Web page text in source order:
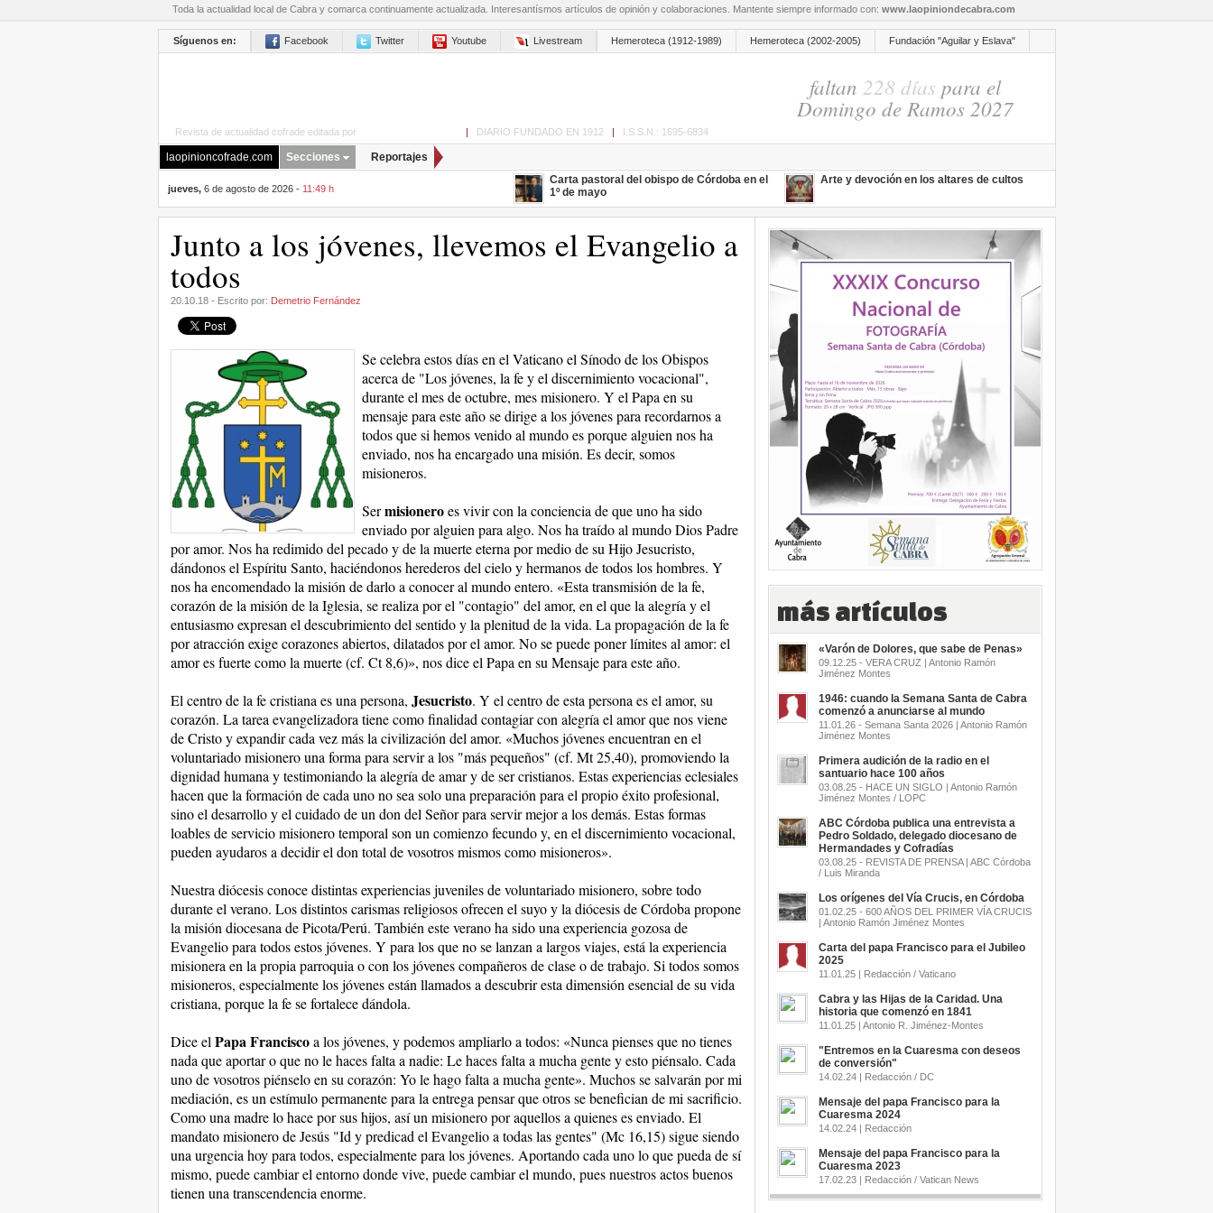
Toda la actualidad local de Cabra y comarca continuamente actualizada. Interesantísmos artículos de opinión y colaboraciones. Mantente siempre informado con: www.laopiniondecabra.com
Síguenos en: Facebook Twitter Youtube Livestream Hemeroteca (1912-1989) Hemeroteca (2002-2005) Fundación "Aguilar y Eslava"
faltan 228 días para el
Domingo de Ramos 2027
Revista de actualidad cofrade editada por | DIARIO FUNDADO EN 1912 | I.S.S.N.: 1695-6834
laopinioncofrade.com Secciones Reportajes
jueves,6 de agosto de 2026 - 11:49 h
Carta pastoral del obispo de Córdoba en el
1º de mayo
Arte y devoción en los altares de cultos
Junto a los jóvenes, llevemos el Evangelio a
todos
20.10.18 - Escrito por: Demetrio Fernández
Se celebra estos días en el Vaticano el Sínodo de los Obispos
acerca de "Los jóvenes, la fe y el discernimiento vocacional",
durante el mes de octubre, mes misionero. Y el Papa en su
mensaje para este año se dirige a los jóvenes para recordarnos a
todos que si hemos venido al mundo es porque alguien nos ha
enviado, nos ha encargado una misión. Es decir, somos
misioneros.
Sermisioneroes vivir con la conciencia de que uno ha sido
enviado por alguien para algo. Nos ha traído al mundo Dios Padre
por amor. Nos ha redimido del pecado y de la muerte eterna por medio de su Hijo Jesucristo,
dándonos el Espíritu Santo, haciéndonos herederos del cielo y hermanos de todos los hombres. Y
nos ha encomendado la misión de darlo a conocer al mundo entero. «Esta transmisión de la fe,
corazón de la misión de la Iglesia, se realiza por el "contagio" del amor, en el que la alegría y el
entusiasmo expresan el descubrimiento del sentido y la plenitud de la vida. La propagación de la fe
por atracción exige corazones abiertos, dilatados por el amor. No se puede poner límites al amor: el
amor es fuerte como la muerte (cf. Ct 8,6)», nos dice el Papa en su Mensaje para este año.
El centro de la fe cristiana es una persona, Jesucristo. Y el centro de esta persona es el amor, su
corazón. La tarea evangelizadora tiene como finalidad contagiar con alegría el amor que nos viene
de Cristo y expandir cada vez más la civilización del amor. «Muchos jóvenes encuentran en el
voluntariado misionero una forma para servir a los "más pequeños" (cf. Mt 25,40), promoviendo la
dignidad humana y testimoniando la alegría de amar y de ser cristianos. Estas experiencias eclesiales
hacen que la formación de cada uno no sea solo una preparación para el propio éxito profesional,
sino el desarrollo y el cuidado de un don del Señor para servir mejor a los demás. Estas formas
loables de servicio misionero temporal son un comienzo fecundo y, en el discernimiento vocacional,
pueden ayudaros a decidir el don total de vosotros mismos como misioneros».
Nuestra diócesis conoce distintas experiencias juveniles de voluntariado misionero, sobre todo
durante el verano. Los distintos carismas religiosos ofrecen el suyo y la diócesis de Córdoba propone
la misión diocesana de Picota/Perú. También este verano ha sido una experiencia gozosa de
Evangelio para todos estos jóvenes. Y para los que no se lanzan a largos viajes, está la experiencia
misionera en la propia parroquia o con los jóvenes compañeros de clase o de trabajo. Si todos somos
misioneros, especialmente los jóvenes están llamados a descubrir esta dimensión esencial de su vida
cristiana, porque la fe se fortalece dándola.
Dice el Papa Franciscoa los jóvenes, y podemos ampliarlo a todos: «Nunca pienses que no tienes
nada que aportar o que no le haces falta a nadie: Le haces falta a mucha gente y esto piénsalo. Cada
uno de vosotros piénselo en su corazón: Yo le hago falta a mucha gente». Muchos se salvarán por mi
mediación, es un estímulo permanente para la entrega pensar que otros se benefician de mi sacrificio.
Como una madre lo hace por sus hijos, así un misionero por aquellos a quienes es enviado. El
mandato misionero de Jesús "Id y predicad el Evangelio a todas las gentes" (Mc 16,15) sigue siendo
una urgencia hoy para todos, especialmente para los jóvenes. Aportando cada uno lo que pueda de sí
mismo, puede cambiar el entorno donde vive, puede cambiar el mundo, pues nuestros actos buenos
tienen una transcendencia enorme.
más artículos
«Varón de Dolores, que sabe de Penas»
09.12.25 - VERA CRUZ | Antonio Ramón
Jiménez Montes
1946: cuando la Semana Santa de Cabra
comenzó a anunciarse al mundo
11.01.26 - Semana Santa 2026 | Antonio Ramón
Jiménez Montes
Primera audición de la radio en el
santuario hace 100 años
03.08.25 - HACE UN SIGLO | Antonio Ramón
Jiménez Montes / LOPC
ABC Córdoba publica una entrevista a
Pedro Soldado, delegado diocesano de
Hermandades y Cofradías
03.08.25 - REVISTA DE PRENSA | ABC Córdoba
/ Luis Miranda
Los orígenes del Vía Crucis, en Córdoba
01.02.25 - 600 AÑOS DEL PRIMER VÍA CRUCIS
| Antonio Ramón Jiménez Montes
Carta del papa Francisco para el Jubileo
2025
11.01.25 | Redacción / Vaticano
Cabra y las Hijas de la Caridad. Una
historia que comenzó en 1841
11.01.25 | Antonio R. Jiménez-Montes
"Entremos en la Cuaresma con deseos
de conversión"
14.02.24 | Redacción / DC
Mensaje del papa Francisco para la
Cuaresma 2024
14.02.24 | Redacción
Mensaje del papa Francisco para la
Cuaresma 2023
17.02.23 | Redacción / Vatican News